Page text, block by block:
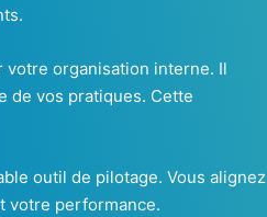
votre organisation interne. Il
de vos pratiques. Cette
outil de pilotage. Vous alignez
votre performance.